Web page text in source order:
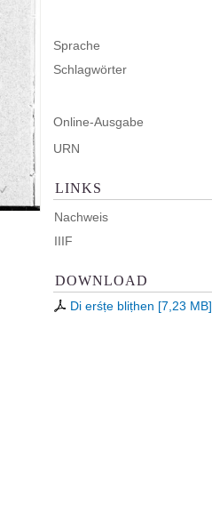
Sprache
Schlagwörter
Online-Ausgabe
URN
LINKS
Nachweis
IIIF
DOWNLOAD
Di erśṭe bliṭhen [7,23 MB]